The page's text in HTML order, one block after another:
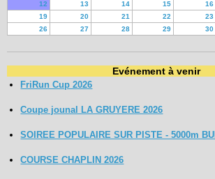
12
13 14 15 16
19
20 21 22 23
26
27 28 29 30
Evénement à venir
FriRun Cup 2026
Coupe jounal LA GRUYERE 2026
SOIREE POPULAIRE SUR PISTE - 5000m
COURSE CHAPLIN 2026